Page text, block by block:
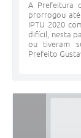
A Prefeitura
prorrogou
IPTU 2020
difícil, nesta
ou tiveram
Prefeito